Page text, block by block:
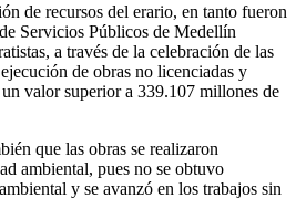
de recursos del erario, en tanto fueron
Servicios Públicos de Medellín
a través de la celebración de las
de obras no licenciadas y
valor superior a 339.107 millones de
que las obras se realizaron
ambiental, pues no se obtuvo
y se avanzó en los trabajos sin